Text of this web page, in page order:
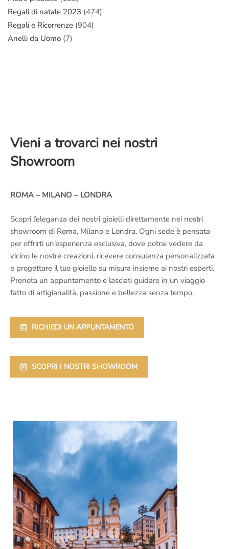
Regali di natale 2023 (474)
Regali e Ricorrenze (904)
Anelli da Uomo (7)
Vieni a trovarci nei nostri
Showroom
ROMA – MILANO – LONDRA
Scopri l’eleganza dei nostri gioielli direttamente nei nostri
showroom di Roma, Milano e Londra. Ogni sede è pensata
per offrirti un’esperienza esclusiva, dove potrai vedere da
vicino le nostre creazioni, ricevere consulenza personalizzata
e progettare il tuo gioiello su misura insieme ai nostri esperti.
Prenota un appuntamento e lasciati guidare in un viaggio
fatto di artigianalità, passione e bellezza senza tempo.
RICHIEDI UN APPUNTAMENTO
SCOPRI I NOSTRI SHOWROOM